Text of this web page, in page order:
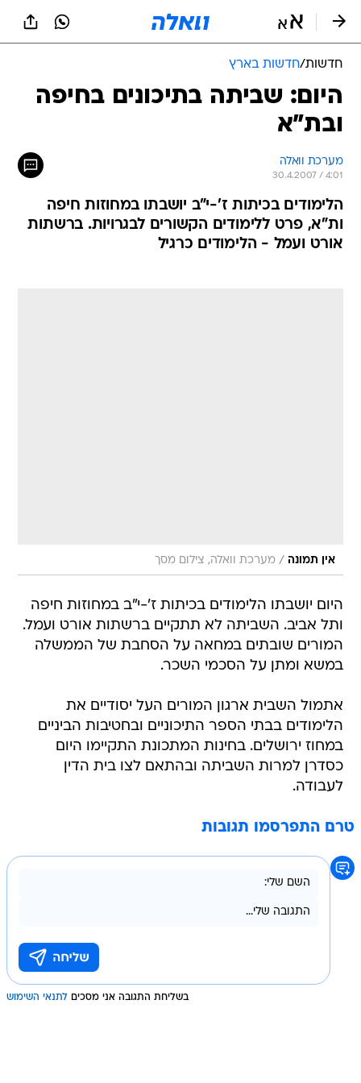
חדשות/חדשות בארץ
היום: שביתה בתיכונים בחיפה
ובת"א
מערכת וואלה
30.4.2007 / 4:01
הלימודים בכיתות ז'-י"ב יושבתו במחוזות חיפה
ות"א, פרט ללימודים הקשורים לבגרויות. ברשתות
אורט ועמל - הלימודים כרגיל
אין תמונה / מערכת וואלה, צילום מסך
היום יושבתו הלימודים בכיתות ז'-י"ב במחוזות חיפה
ותל אביב. השביתה לא תתקיים ברשתות אורט ועמל.
המורים שובתים במחאה על הסחבת של הממשלה
במשא ומתן על הסכמי השכר.
אתמול השבית ארגון המורים העל יסודיים את
הלימודים בבתי הספר התיכוניים ובחטיבות הביניים
במחוז ירושלים. בחינות המתכונת התקיימו היום
כסדרן למרות השביתה ובהתאם לצו בית הדין
לעבודה.
טרם התפרסמו תגובות
בשליחת התגובה אני מסכים לתנאי השימוש